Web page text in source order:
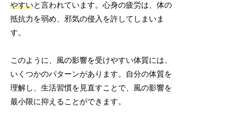
やすいと言われています。心身の疲労は、体の
抵抗力を弱め、邪気の侵入を許してしまいま
す。
このように、風の影響を受けやすい体質には、
いくつかのパターンがあります。自分の体質を
理解し、生活習慣を見直すことで、風の影響を
最小限に抑えることができます。